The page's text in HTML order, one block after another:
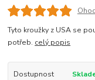
Tyto kroužky z USA se
potřeb. celý popis
Dostupnost